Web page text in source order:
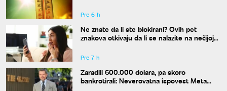
Pre 6 h
Ne znate da li ste blokirani? Ovih pet
znakova otkivaju da li se nalazite na nečijoj
Pre 7 h
Zaradili 600.000 dolara, pa skoro
bankrotirali: Neverovatna ispovest Meta